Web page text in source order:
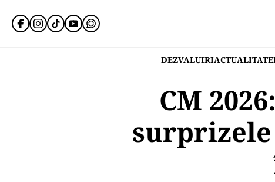
DEZVALUIRIACTUALITATE
CM